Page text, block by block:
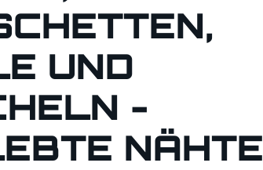
UND
-
NÄHTE